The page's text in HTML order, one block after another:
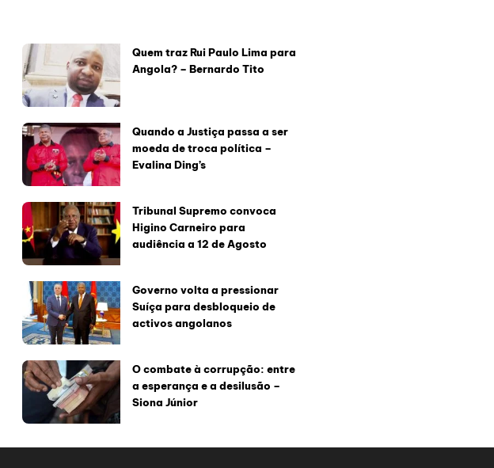
Quem traz Rui Paulo Lima para
Angola? – Bernardo Tito
Quando a Justiça passa a ser
moeda de troca política –
Evalina Ding’s
Tribunal Supremo convoca
Higino Carneiro para
audiência a 12 de Agosto
Governo volta a pressionar
Suíça para desbloqueio de
activos angolanos
O combate à corrupção: entre
a esperança e a desilusão –
Siona Júnior